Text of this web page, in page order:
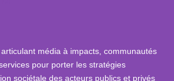
média à impacts, communautés
pour porter les stratégies
sociétale des acteurs publics et privés